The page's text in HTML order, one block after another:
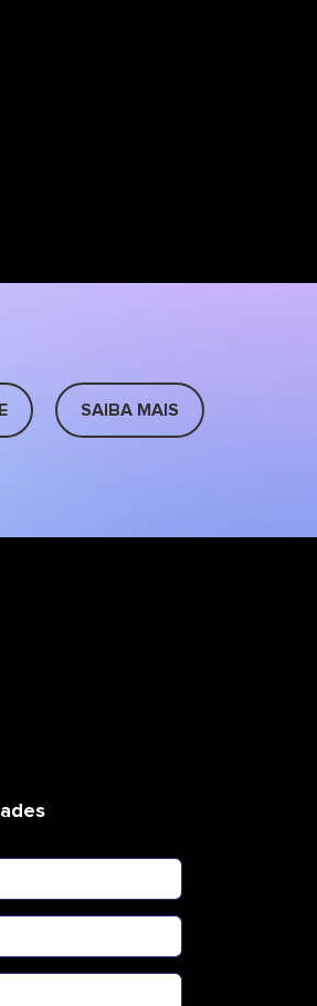
SAIBA MAIS